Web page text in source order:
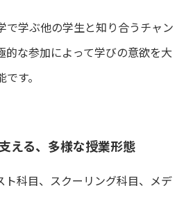
で学ぶ他の学生と知り合うチャン
的な参加によって学びの意欲を大
す。
える、多様な授業形態
ト科目、スクーリング科目、メデ